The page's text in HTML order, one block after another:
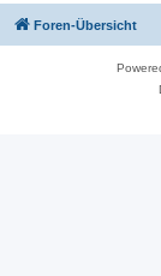
Foren-Übersicht